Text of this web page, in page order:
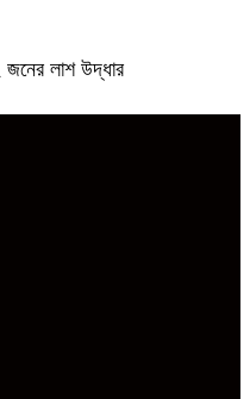
লাশ উদ্ধার